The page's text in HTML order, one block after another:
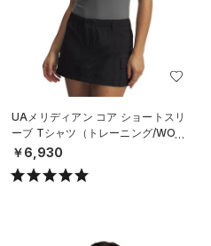
UAメリディアン コア ショートスリ
ーブ Tシャツ（トレーニング/WOM
EN）
￥6,930